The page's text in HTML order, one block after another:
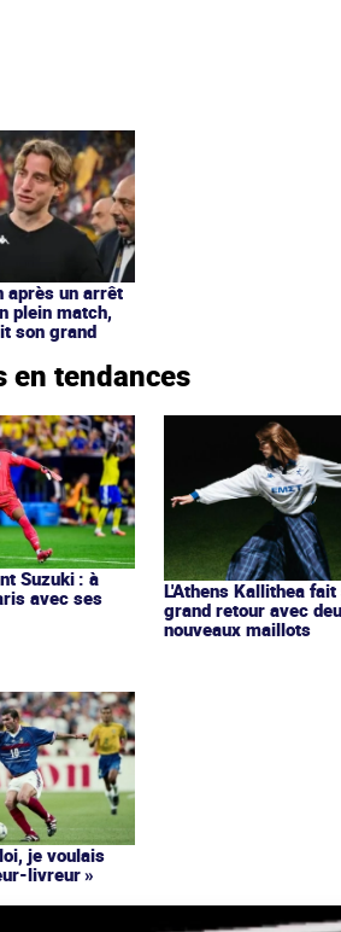
après un arrêt
plein match,
son grand
en tendances
Suzuki : à
avec ses
L'Athens Kallithea fait
grand retour avec
nouveaux maillots
je voulais
livreur »